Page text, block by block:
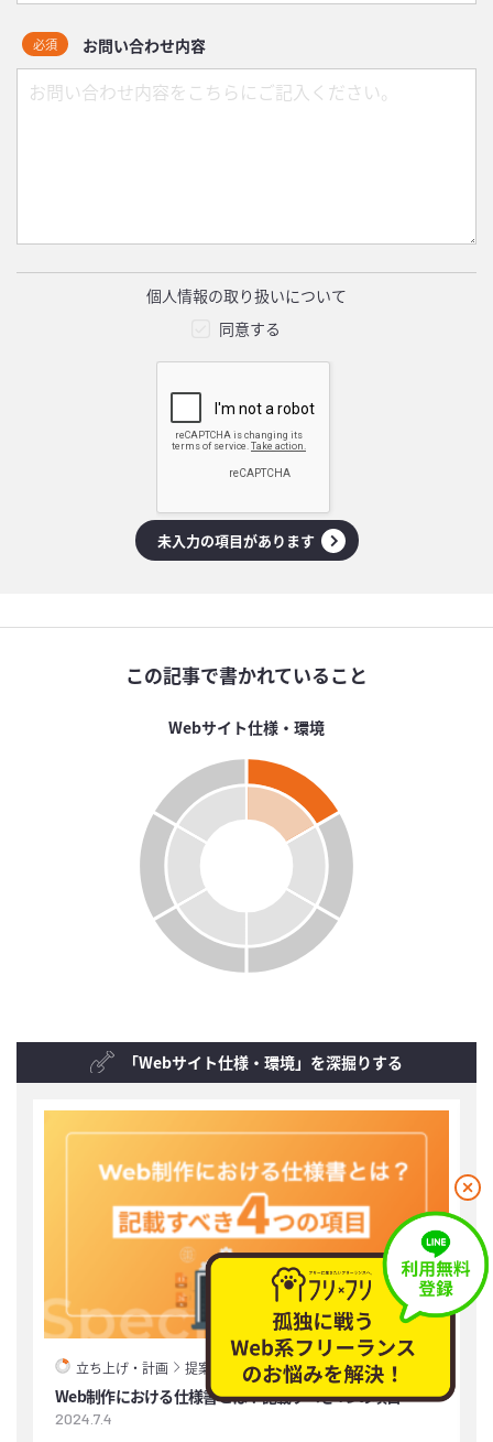
閉
じ
る
お問い合わせ内容
必須
個人情報の取り扱いについて
同意する
未入力の項目があります
この記事で書かれていること
Webサイト仕様・環境
「Webサイト仕様・環境」を深掘りする
立ち上げ・計画 提案依頼
Web制作における仕様書とは？記載すべき4つの項目
2024.7.4